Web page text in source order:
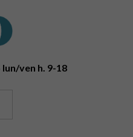
ven h. 9-18